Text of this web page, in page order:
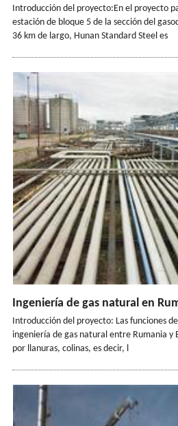
Introducción del proyecto:En el proyecto
estación de bloque 5 de la sección del
36 km de largo, Hunan Standard Steel es
Ingeniería de gas natural en
Introducción del proyecto: Las funciones
ingeniería de gas natural entre Rumania y
por llanuras, colinas, es decir, l